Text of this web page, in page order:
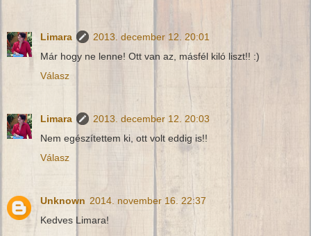
Limara
2013. december 12. 20:01
Már hogy ne lenne! Ott van az, másfél kiló liszt!! :)
Válasz
Limara
2013. december 12. 20:03
Nem egészítettem ki, ott volt eddig is!!
Válasz
Unknown 2014. november 16. 22:37
Kedves Limara!